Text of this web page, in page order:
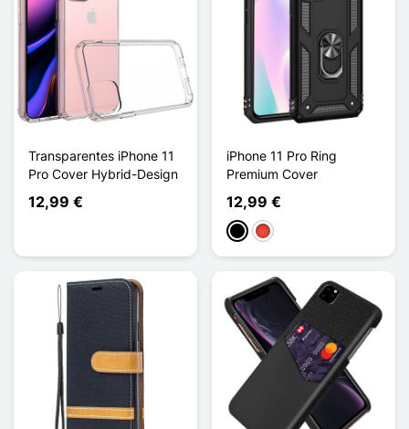
Transparentes iPhone 11
Pro Cover Hybrid-Design
12,99 €
iPhone 11 Pro Ring
Premium Cover
12,99 €
Schwarz
Rot